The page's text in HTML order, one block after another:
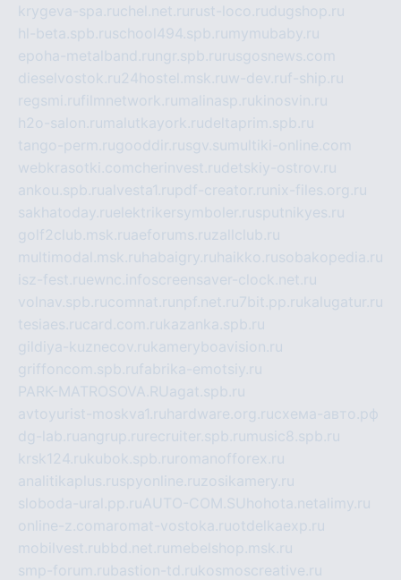
krygeva-spa.ruchel.net.ru rust-loco.rudugshop.ru
hl-beta.spb.ruschool494.spb.ru mymubaby.ru
epoha-metalband.ru ngr.spb.ru rusgosnews.com
dieselvostok.ru24hostel.msk.ruw-dev.ruf-ship.ru
regsmi.rufilmnetwork.ru malinasp.rukinosvin.ru
h2o-salon.ru malutkayork.rudeltaprim.spb.ru
tango-perm.rugooddir.rusgv.su multiki-online.com
webkrasotki.comcherinvest.rudetskiy-ostrov.ru
ankou.spb.rualvesta1.rupdf-creator.ru nix-files.org.ru
sakhatoday.ruelektrikersymboler.rusputnikyes.ru
golf2club.msk.ruaeforums.ruzallclub.ru
multimodal.msk.ru habaigry.ru haikko.rusobakopedia.ru
isz-fest.ruewnc.infoscreensaver-clock.net.ru
volnav.spb.rucomnat.ru npf.net.ru 7bit.pp.rukalugatur.ru
tesiaes.rucard.com.rukazanka.spb.ru
gildiya-kuznecov.rukameryboavision.ru
griffoncom.spb.rufabrika-emotsiy.ru
PARK-MATROSOVA.RUagat.spb.ru
avtoyurist-moskva1.ru hardware.org.ruсхема-авто.рф
dg-lab.ruangrup.ru recruiter.spb.ru music8.spb.ru
krsk124.rukubok.spb.ru romanofforex.ru
analitikaplus.ruspyonline.ruzosikamery.ru
sloboda-ural.pp.ruAUTO-COM.SU hohota.net alimy.ru
online-z.comaromat-vostoka.ruotdelkaexp.ru
mobilvest.rubbd.net.ru mebelshop.msk.ru
smp-forum.rubastion-td.rukosmoscreative.ru